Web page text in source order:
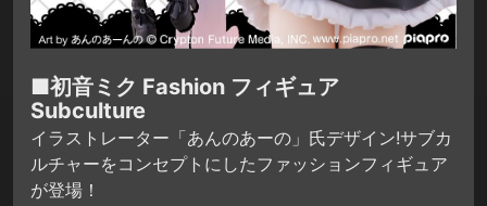
■初音ミク Fashion フィギュア
Subculture
イラストレーター「あんのあーの」氏デザイン!サブカ
ルチャーをコンセプトにしたファッションフィギュア
が登場！